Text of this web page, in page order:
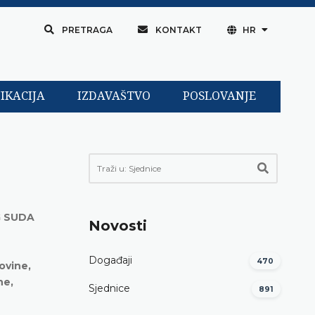
PRETRAGA KONTAKT HR
IZDAVAŠTVO POSLOVANJE
SUDA Novosti
Događaji 470
Sjednice 891